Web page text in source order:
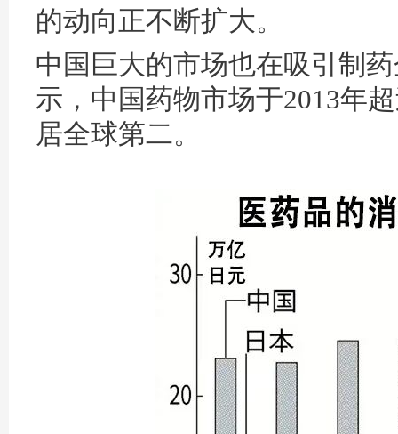
的动向正不断扩大。
中国巨大的市场也在吸引制
示，中国药物市场于2013年
居全球第二。